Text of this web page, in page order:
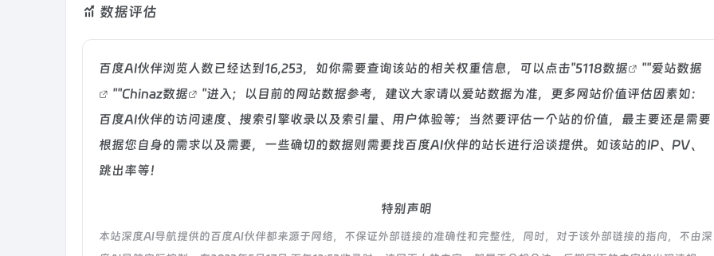
数据评估
百度AI伙伴浏览人数已经达到16,253，如你需要查询该站的相关权重信息，可以点击"5118数据 ""爱站数据
""Chinaz数据
"进入；以目前的网站数据参考，建议大家请以爱站数据为准，更多网站价值评估因素如：
百度AI伙伴的访问速度、搜索引擎收录以及索引量、用户体验等；当然要评估一个站的价值，最主要还是需要
根据您自身的需求以及需要，一些确切的数据则需要找百度AI伙伴的站长进行洽谈提供。如该站的IP、PV、
跳出率等！
特别声明
本站深度AI导航提供的百度AI伙伴都来源于网络，不保证外部链接的准确性和完整性，同时，对于该外部链接的指向，不由深